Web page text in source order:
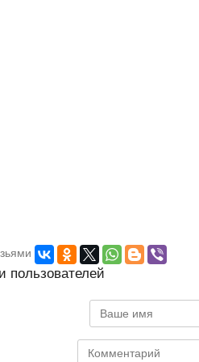
пользователей